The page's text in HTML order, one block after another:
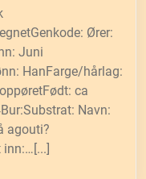
Ører:
Juni
HanFarge/hårlag:
ca
Navn:
agouti?
inn:…[...]